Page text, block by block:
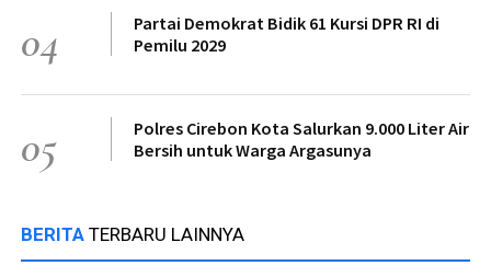
04
Partai Demokrat Bidik 61 Kursi DPR RI di
Pemilu 2029
05
Polres Cirebon Kota Salurkan 9.000 Liter Air
Bersih untuk Warga Argasunya
BERITA TERBARU LAINNYA